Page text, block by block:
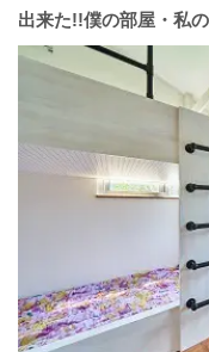
出来た!!僕の部屋・私